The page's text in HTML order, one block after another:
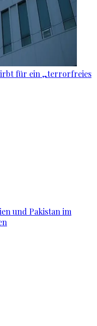
für ein „terrorfreies
und Pakistan im